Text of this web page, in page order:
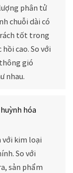
phân tử
chuỗi dài có
rách tốt trong
cao. So với
gió
nhau.
hóa
với kim loại
So với
sản phẩm